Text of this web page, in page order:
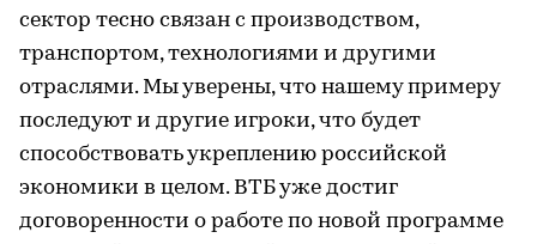
сектор тесно связан с производством,
транспортом, технологиями и другими
отраслями. Мы уверены, что нашему примеру
последуют и другие игроки, что будет
способствовать укреплению российской
экономики в целом. ВТБ уже достиг
договоренности о работе по новой программе